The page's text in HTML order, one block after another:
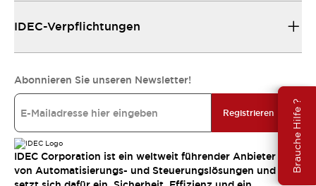
Brauche Hilfe ?
IDEC-Verpflichtungen
Abonnieren Sie unseren Newsletter!
Registrieren
IDEC Corporation ist ein weltweit führender Anbieter
von Automatisierungs- und Steuerungslösungen und